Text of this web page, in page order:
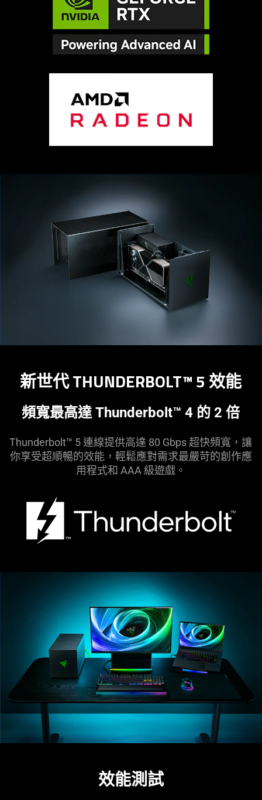
新世代 THUNDERBOLT™ 5效能
頻寬最高達 Thunderbolt™ 4 的 2 倍
Thunderbolt™ 5 連線提供高達 80 Gbps 超快頻寬，讓
你享受超順暢的效能，輕鬆應對需求最嚴苛的創作應
用程式和 AAA 級遊戲。
效能測試